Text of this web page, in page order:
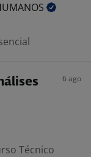
6 ago
Técnico